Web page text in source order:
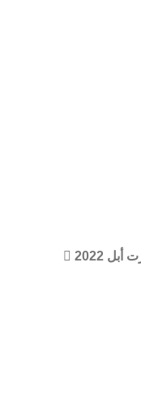
2022
علي مكافات ونقاط